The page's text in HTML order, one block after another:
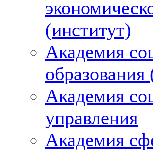
(институт)
Академия
Академия
управления
Академия